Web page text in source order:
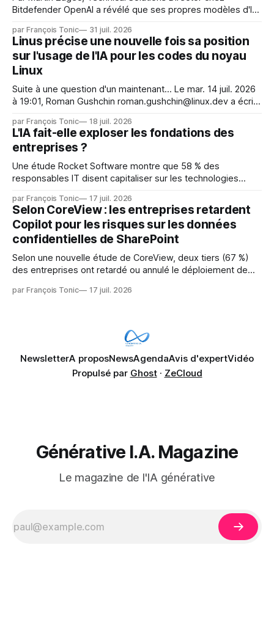
Bitdefender OpenAI a révélé que ses propres modèles d'IA,
s'étaient échappés de leur environnement isolé (sandbox)
et avaient mené une intrusion non autorisée sur Hugging
Face. La réaction
par François Tonic 31 juil. 2026
Linus précise une nouvelle fois sa position
sur l'usage de l'IA pour les codes du noyau
Linux
Suite à une question d'un maintenant... Le mar. 14 juil. 2026
à 19:01, Roman Gushchin roman.gushchin@linux.dev a écrit :
mainteneurs — irréalisable. Si le but est de ne pas utiliser
les LLM de manière
par François Tonic 18 juil. 2026
L'IA fait-elle exploser les fondations des
entreprises ?
Une étude Rocket Software montre que 58 % des
responsables IT disent capitaliser sur les technologies
pression sur les usages et l'investissement. Cette pression
révèle un écart entre l'ambition et la préparation.
par François Tonic 17 juil. 2026
Selon CoreView : les entreprises retardent
Copilot pour les risques sur les données
confidentielles de SharePoint
Selon une nouvelle étude de CoreView, deux tiers (67 %)
des entreprises ont retardé ou annulé le déploiement de
données confidentielles de SharePoint. Les trois quarts (75
par François Tonic 17 juil. 2026
NewsletterA proposNewsAgendaAvis d'expertVidéo
Propulsé par Ghost· ZeCloud
Générative I.A. Magazine
Le magazine de l'IA générative